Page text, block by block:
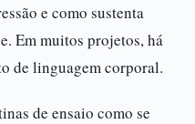
e como sustenta
Em muitos projetos, há
de linguagem corporal.
de ensaio como se